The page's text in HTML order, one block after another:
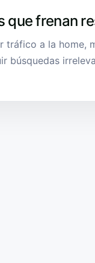
que frenan
tráfico a la home,
búsquedas